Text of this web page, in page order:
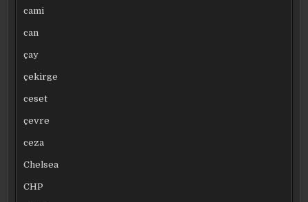
cami
can
çay
çekirge
ceset
çevre
ceza
Chelsea
CHP